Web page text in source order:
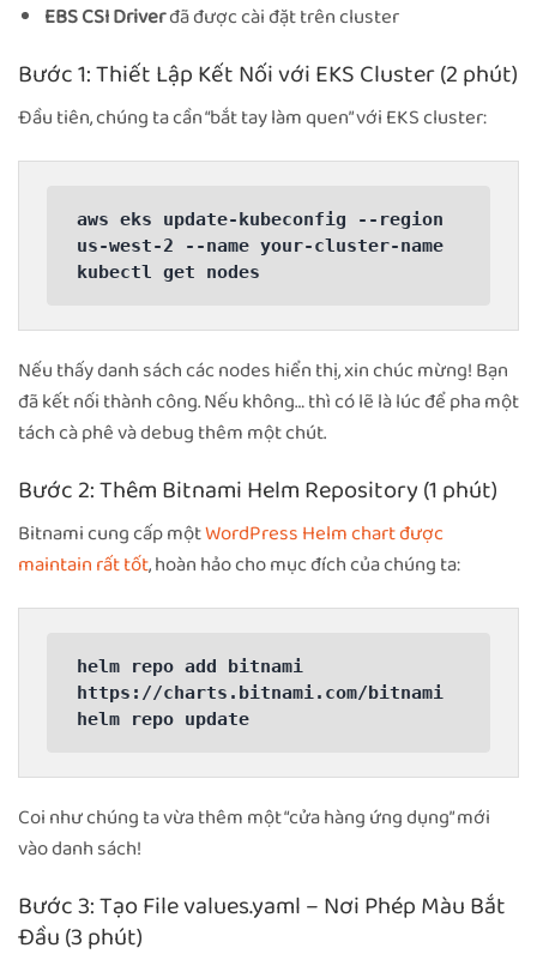
EBS CSI Driverđã được cài đặt trên cluster
Bước 1: Thiết Lập Kết Nối với EKS Cluster (2 phút)
Đầu tiên, chúng ta cần “bắt tay làm quen” với EKS cluster:
aws eks update-kubeconfig --region
us-west-2 --name your-cluster-name
kubectl get nodes
Nếu thấy danh sách các nodes hiển thị, xin chúc mừng! Bạn
đã kết nối thành công. Nếu không… thì có lẽ là lúc để pha một
tách cà phê và debug thêm một chút.
Bước 2: Thêm Bitnami Helm Repository (1 phút)
Bitnami cung cấp mộtWordPress Helm chart được
maintain rất tốt, hoàn hảo cho mục đích của chúng ta:
helm repo add bitnami
https://charts.bitnami.com/bitnami
helm repo update
Coi như chúng ta vừa thêm một “cửa hàng ứng dụng” mới
vào danh sách!
Bước 3: Tạo File values.yaml – Nơi Phép Màu Bắt
Đầu (3 phút)